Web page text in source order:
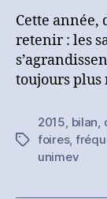
l’article
Cette année,
retenir : les
toujours
Étiquettes
2015, bilan,
foires,
unimev